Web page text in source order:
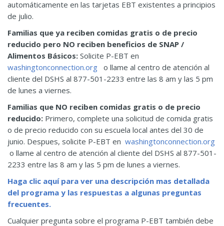
automáticamente en las tarjetas EBT existentes a principios
de julio.
Familias que ya reciben comidas gratis o de precio
reducido pero NO reciben beneficios de SNAP /
Alimentos Básicos: Solicite P-EBT en
washingtonconnection.org o llame al centro de atención al
cliente del DSHS al 877-501-2233 entre las 8 am y las 5 pm
de lunes a viernes.
Familias que NO reciben comidas gratis o de precio
reducido: Primero, complete una solicitud de comida gratis
o de precio reducido con su escuela local antes del 30 de
junio. Despues, solicite P-EBT en washingtonconnection.org
o llame al centro de atención al cliente del DSHS al 877-501-
2233 entre las 8 am y las 5 pm de lunes a viernes.
Haga clic aquí para ver una descripción mas detallada
del programa y las respuestas a algunas preguntas
frecuentes.
Cualquier pregunta sobre el programa P-EBT también debe